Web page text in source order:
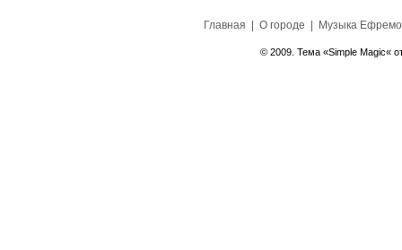
Главная О городе Музыка
© 2009. Тема «Simple Magic«